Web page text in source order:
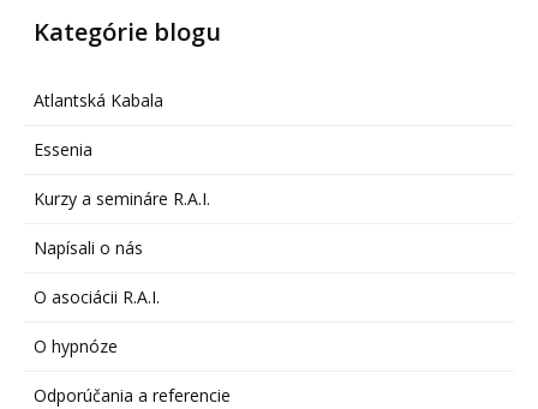
Kategórie blogu
Atlantská Kabala
Essenia
Kurzy a semináre R.A.I.
Napísali o nás
O asociácii R.A.I.
O hypnóze
Odporúčania a referencie